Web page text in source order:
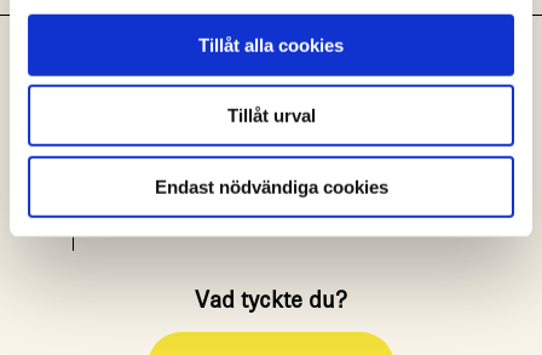
Tillåt alla cookies
Tillåt urval
Endast nödvändiga cookies
Svartkål och svamp
Ansa svartkål från roten. Dela
svamp. Stek i smör och olja hastigt.
Salta, peppra och tillsätt lite
citronsaft.
Vad tyckte du?